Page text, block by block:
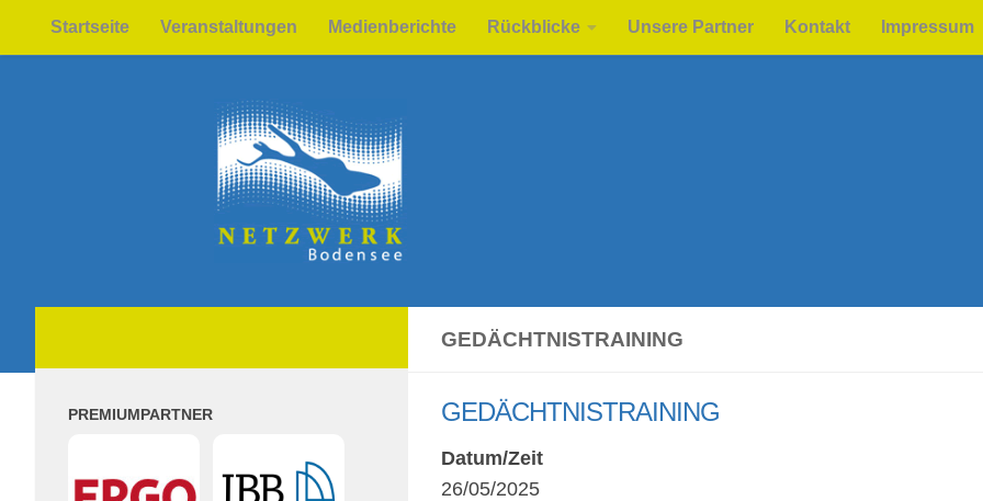
Zum Inhalt springen
Startseite Veranstaltungen Medienberichte Rückblicke Unsere Partner Kontakt Impressum
GEDÄCHTNISTRAINING
GEDÄCHTNISTRAINING
Datum/Zeit
26/05/2025
PREMIUMPARTNER